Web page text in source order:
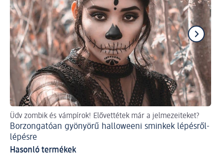
Üdv zombik és vámpírok! Elővettétek már a jelmezeiteket?
Borzongatóan gyönyörű halloweeni sminkek lépésről-
lépésre
Hasonló termékek